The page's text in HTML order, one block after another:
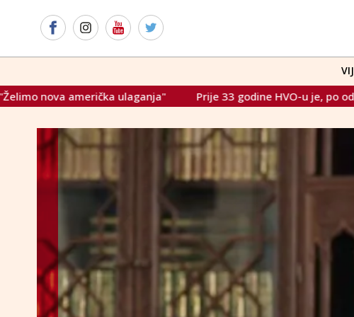
Prije 33 godine HVO-u je, po odluci Predsjedništva BiH,